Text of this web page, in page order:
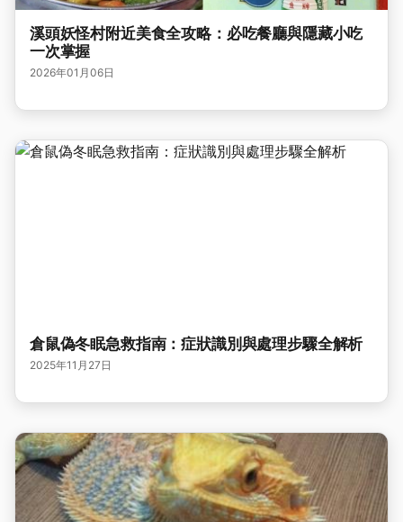
溪頭妖怪村附近美食全攻略：必吃餐廳與隱藏小吃
一次掌握
2026年01月06日
倉鼠偽冬眠急救指南：症狀識別與處理步驟全解析
2025年11月27日